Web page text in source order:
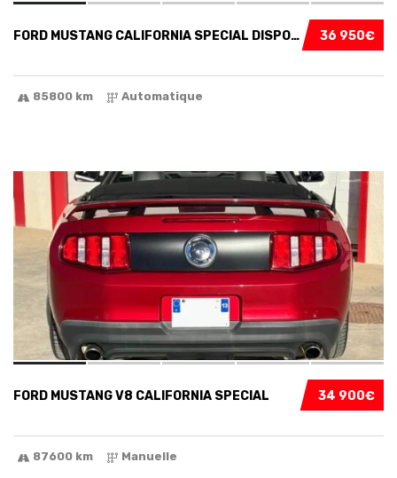
36 950€
FORD MUSTANG CALIFORNIA SPECIAL DISPONIBLE I...
85800 km Automatique
16
34 900€
FORD MUSTANG V8 CALIFORNIA SPECIAL
87600 km Manuelle